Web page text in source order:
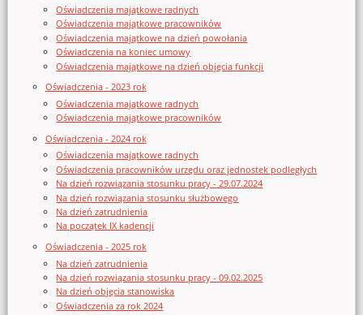
Oświadczenia majątkowe radnych
Oświadczenia majątkowe pracowników
Oświadczenia majątkowe na dzień powołania
Oświadczenia na koniec umowy
Oświadczenia majątkowe na dzień objęcia funkcji
Oświadczenia - 2023 rok
Oświadczenia majątkowe radnych
Oświadczenia majątkowe pracowników
Oświadczenia - 2024 rok
Oświadczenia majątkowe radnych
Oświadczenia pracowników urzędu oraz jednostek podległych
Na dzień rozwiązania stosunku pracy - 29.07.2024
Na dzień rozwiązania stosunku służbowego
Na dzień zatrudnienia
Na początek IX kadencji
Oświadczenia - 2025 rok
Na dzień zatrudnienia
Na dzień rozwiązania stosunku pracy - 09.02.2025
Na dzień objęcia stanowiska
Oświadczenia za rok 2024